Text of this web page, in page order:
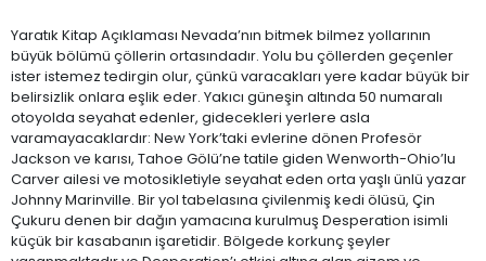
Yaratık Kitap Açıklaması Nevada’nın bitmek bilmez yollarının
büyük bölümü çöllerin ortasındadır. Yolu bu çöllerden geçenler
ister istemez tedirgin olur, çünkü varacakları yere kadar büyük bir
belirsizlik onlara eşlik eder. Yakıcı güneşin altında 50 numaralı
otoyolda seyahat edenler, gidecekleri yerlere asla
varamayacaklardır: New York’taki evlerine dönen Profesör
Jackson ve karısı, Tahoe Gölü’ne tatile giden Wenworth-Ohio’lu
Carver ailesi ve motosikletiyle seyahat eden orta yaşlı ünlü yazar
Johnny Marinville. Bir yol tabelasına çivilenmiş kedi ölüsü, Çin
Çukuru denen bir dağın yamacına kurulmuş Desperation isimli
küçük bir kasabanın işaretidir. Bölgede korkunç şeyler